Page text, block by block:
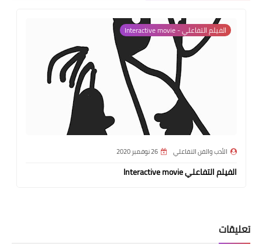
الفيلم التفاعلي - Interactive movie
الأدب والفن التفاعلي 26 نوفمبر 2020
الفيلم التفاعلي Interactive movie
تعليقات